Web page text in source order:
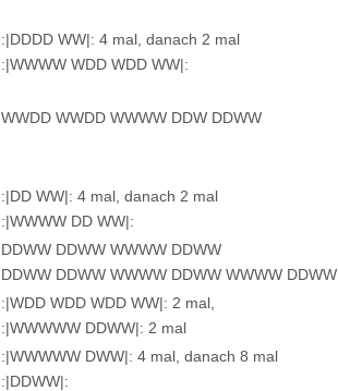
:|DDDD WW|: 4 mal, danach 2 mal
:|WWWW WDD WDD WW|:
WWDD WWDD WWWW DDW DDWW
:|DD WW|: 4 mal, danach 2 mal
:|WWWW DD WW|:
DDWW DDWW WWWW DDWW
DDWW DDWW WWWW DDWW WWWW DDWW
:|WDD WDD WDD WW|: 2 mal,
:|WWWWW DDWW|: 2 mal
:|WWWWW DWW|: 4 mal, danach 8 mal
:|DDWW|: